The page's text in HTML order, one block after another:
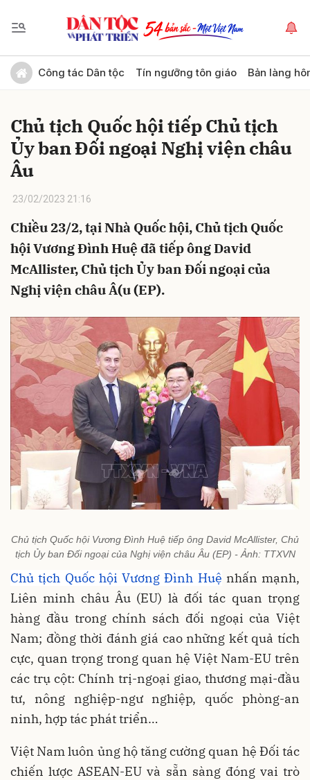
Công tác Dân tộc Tín ngưỡng tôn giáo Bản làng
Chủ tịch Quốc hội tiếp Chủ tịch
Ủy ban Đối ngoại Nghị viện châu
Âu
23/02/2023 21:16
Chiều 23/2, tại Nhà Quốc hội, Chủ tịch Quốc
hội Vương Đình Huệ đã tiếp ông David
McAllister, Chủ tịch Ủy ban Đối ngoại của
Nghị viện châu Â(u (EP).
Chủ tịch Quốc hội Vương Đình Huệ tiếp ông David McAllister, Chủ
tịch Ủy ban Đối ngoại của Nghị viện châu Âu (EP) - Ảnh: TTXVN
Chủ tịch Quốc hội Vương Đình Huệ nhấn mạnh,
Liên minh châu Âu (EU) là đối tác quan trọng
hàng đầu trong chính sách đối ngoại của Việt
Nam; đồng thời đánh giá cao những kết quả tích
cực, quan trọng trong quan hệ Việt Nam-EU trên
các trụ cột: Chính trị-ngoại giao, thương mại-đầu
tư, nông nghiệp-ngư nghiệp, quốc phòng-an
ninh, hợp tác phát triển…
Việt Nam luôn ủng hộ tăng cường quan hệ Đối tác
chiến lược ASEAN-EU và sẵn sàng đóng vai trò
Gửi bình luận